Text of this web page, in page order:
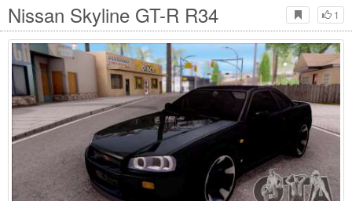
1
Nissan Skyline GT-R R34